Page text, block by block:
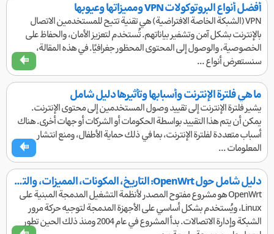
أفضل أنواع البروتوكولات VPN ومميزاتها وعيوبها
VPN (الشبكة الخاصة الافتراضية) هي تقنية تتيح للمستخدمين الاتصال
بالإنترنت بشكل آمن وتشفير بياناتهم. تُستخدم لتعزيز الأمان، والحفاظ على
الخصوصية، والوصول إلى المحتوى المحظور جغرافيًا. في هذه المقالة،
سنستعرض أنواع ...
ما هي فلترة الإنترنت وأسبابها وتأثيرها دليل شامل
يشير فلترة الإنترنت إلى تقييد وصول المستخدمين إلى محتوى الإنترنت.
يمكن أن يتم هذا التقييد بواسطة الحكومات أو الشركات أو جهات أخرى. هناك
أسباب متعددة لفلترة الإنترنت، بما في ذلك حماية الأطفال، ومنع انتشار
المعلومات ...
دليل شامل حول OpenWrt: التاريخ، المكونات، المميزات، والتطبيقات
OpenWrt هو مشروع مفتوح المصدر لأنظمة التشغيل المدمجة المبنية على
Linux، ويُستخدم بشكل أساسي على الأجهزة المدمجة لتوجيه حركة مرور
الشبكة وإدارة الاتصالات. بدأ المشروع في عام 2004 ومنذ ذلك الحين تطور